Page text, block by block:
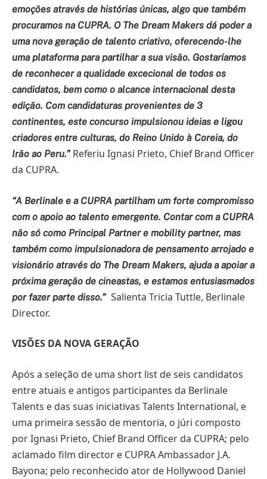
emoções através de histórias únicas, algo que também
procuramos na CUPRA. O The Dream Makers dá poder a
uma nova geração de talento criativo, oferecendo-lhe
uma plataforma para partilhar a sua visão. Gostaríamos
de reconhecer a qualidade excecional de todos os
candidatos, bem como o alcance internacional desta
edição. Com candidaturas provenientes de 3
continentes, este concurso impulsionou ideias e ligou
criadores entre culturas, do Reino Unido à Coreia, do
Irão ao Peru.”Referiu Ignasi Prieto, Chief Brand Officer
da CUPRA.
“A Berlinale e a CUPRA partilham um forte compromisso
com o apoio ao talento emergente. Contar com a CUPRA
não só como Principal Partner e mobility partner, mas
também como impulsionadora de pensamento arrojado e
visionário através do The Dream Makers, ajuda a apoiar a
próxima geração de cineastas, e estamos entusiasmados
por fazer parte disso.” Salienta Tricia Tuttle, Berlinale
Director.
VISÕES DA NOVA GERAÇÃO
Após a seleção de uma short list de seis candidatos
entre atuais e antigos participantes da Berlinale
Talents e das suas iniciativas Talents International, e
uma primeira sessão de mentoria, o júri composto
por Ignasi Prieto, Chief Brand Officer da CUPRA; pelo
aclamado film director e CUPRA Ambassador J.A.
Bayona; pelo reconhecido ator de Hollywood Daniel